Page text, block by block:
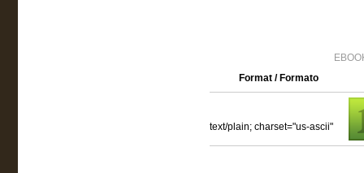
Format / Formato
text/plain; charset="us-ascii"